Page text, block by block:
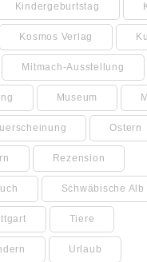
Kindergeburtstag
Kosmos Verlag
Mitmach-Ausstellung
Museum
Ostern
Rezension
Schwäbische Alb
Tiere
Urlaub